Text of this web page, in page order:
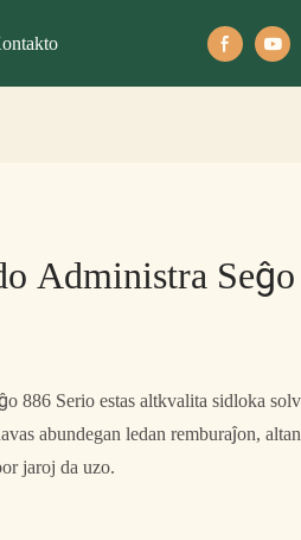
Administra
886 Serio estas altkvalita sidloka
abundegan ledan remburaĵon,
jaroj da uzo.